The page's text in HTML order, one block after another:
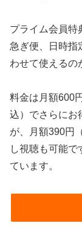
プライム会員特
急ぎ便、日時指
わせて使えるの
料金は月額600
込）でさらにお
が、月額390円
し視聴も可能で
ています。